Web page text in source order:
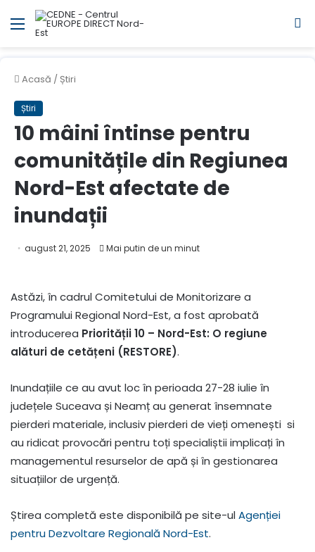
Meniul
Acasă / Știri
Știri
10 mâini întinse pentru
comunitățile din Regiunea
Nord-Est afectate de
inundații
august 21, 2025 Mai putin de un minut
Astăzi, în cadrul Comitetului de Monitorizare a
Programului Regional Nord-Est, a fost aprobată
introducerea Priorității 10 – Nord-Est: O regiune
alături de cetățeni (RESTORE).
Inundațiile ce au avut loc în perioada 27-28 iulie în
județele Suceava și Neamț au generat însemnate
pierderi materiale, inclusiv pierderi de vieți omenești si
au ridicat provocări pentru toți specialiștii implicați în
managementul resurselor de apă și în gestionarea
situațiilor de urgență.
Știrea completă este disponibilă pe site-ulAgenției
pentru Dezvoltare Regională Nord-Est.